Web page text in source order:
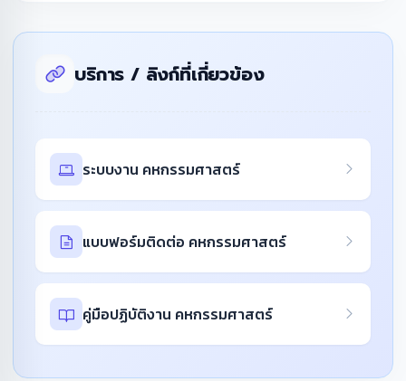
บริการ / ลิงก์ที่เกี่ยวข้อง
ระบบงาน คหกรรมศาสตร์
แบบฟอร์มติดต่อ คหกรรมศาสตร์
คู่มือปฏิบัติงาน คหกรรมศาสตร์